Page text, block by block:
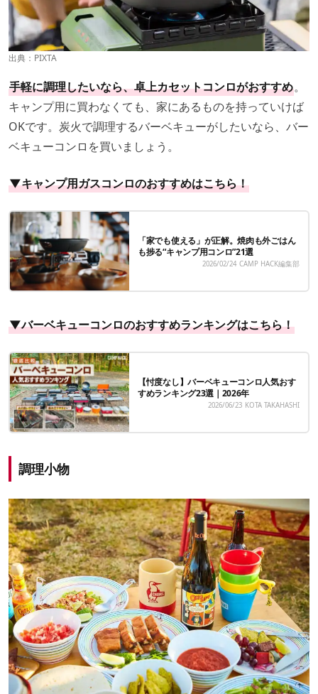
出典：PIXTA
手軽に調理したいなら、卓上カセットコンロがおすすめ。
キャンプ用に買わなくても、家にあるものを持っていけば
OKです。炭火で調理するバーベキューがしたいなら、バー
ベキューコンロを買いましょう。
▼キャンプ用ガスコンロのおすすめはこちら！
「家でも使える」が正解。焼肉も外ごはん
も捗る“キャンプ用コンロ”21選
2026/02/24 CAMP HACK編集部
▼バーベキューコンロのおすすめランキングはこちら！
【忖度なし】バーベキューコンロ人気おす
すめランキング23選｜2026年
2026/06/23 KOTA TAKAHASHI
調理小物